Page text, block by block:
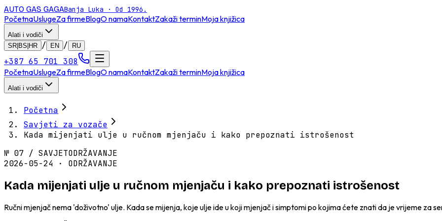
AUTO GAS GAGABanja Luka · Od 1996.
PočetnaUslugeZa firmeBlogO namaKontaktZakaži terminMoja knjižica
Alati i vodiči
SR|BS|HR
/ EN / RU
+387 65 701 308
PočetnaUslugeZa firmeBlogO namaKontaktZakaži terminMoja knjižica
Alati i vodiči
Početna
Savjeti za vozače
Kada mijenjati ulje u ručnom mjenjaču i kako prepoznati istrošenost
№ 07 / SAVJETODRŽAVANJE
2026-05-24 · ODRŽAVANJE
Kada mijenjati ulje u ručnom mjenjaču i kako prepoznati istrošenost
Ručni mjenjač nema 'doživotno' ulje. Kada se mijenja, koje ulje ide u koji mjenjač i simptomi po kojima ćete znati da je vrijeme za